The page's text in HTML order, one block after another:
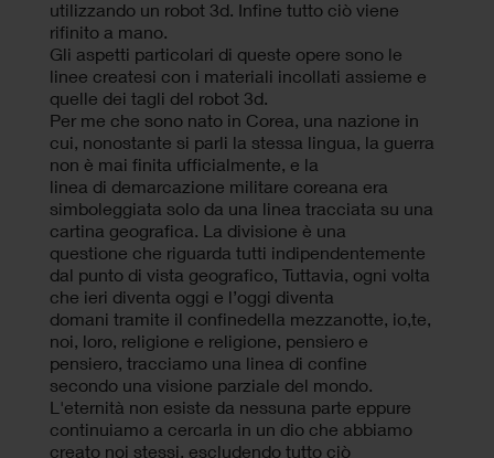
utilizzando un robot 3d. Infine tutto ciò viene
rifinito a mano.
Gli aspetti particolari di queste opere sono le
linee createsi con i materiali incollati assieme e
quelle dei tagli del robot 3d.
Per me che sono nato in Corea, una nazione in
cui, nonostante si parli la stessa lingua, la guerra
non è mai finita ufficialmente, e la
linea di demarcazione militare coreana era
simboleggiata solo da una linea tracciata su una
cartina geografica. La divisione è una
questione che riguarda tutti indipendentemente
dal punto di vista geografico, Tuttavia, ogni volta
che ieri diventa oggi e l’oggi diventa
domani tramite il confinedella mezzanotte, io,te,
noi, loro, religione e religione, pensiero e
pensiero, tracciamo una linea di confine
secondo una visione parziale del mondo.
L'eternità non esiste da nessuna parte eppure
continuiamo a cercarla in un dio che abbiamo
creato noi stessi, escludendo tutto ciò